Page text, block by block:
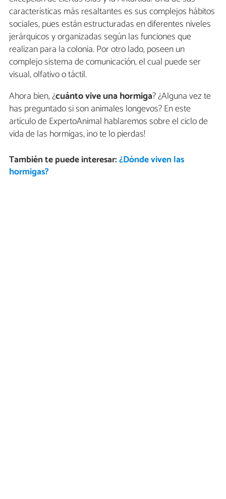
características más resaltantes es sus complejos hábitos
sociales, pues están estructuradas en diferentes niveles
jerárquicos y organizadas según las funciones que
realizan para la colonia. Por otro lado, poseen un
complejo sistema de comunicación, el cual puede ser
visual, olfativo o táctil.
Ahora bien, ¿cuánto vive una hormiga? ¿Alguna vez te
has preguntado si son animales longevos? En este
artículo de ExpertoAnimal hablaremos sobre el ciclo de
vida de las hormigas, ¡no te lo pierdas!
También te puede interesar:¿Dónde viven las
hormigas?